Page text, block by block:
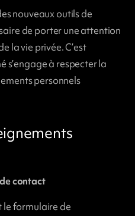
nouveaux outils de
de porter une attention
la vie privée. C’est
s’engage à respecter la
personnels
contact
le formulaire de